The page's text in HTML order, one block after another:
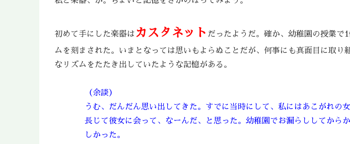
初めて手にした楽器は カスタネット だったようだ。確か、幼稚園の授業で
ムを刻まされた。いまとなっては思いもよらぬことだが、何事にも真面目に取り
なリズムをたたき出していたような記憶がある。
（余談）
うむ、だんだん思い出してきた。すでに当時にして、私にはあこがれの
長じて彼女に会って、なーんだ、と思った。幼稚園でお漏らししてから
しかった。